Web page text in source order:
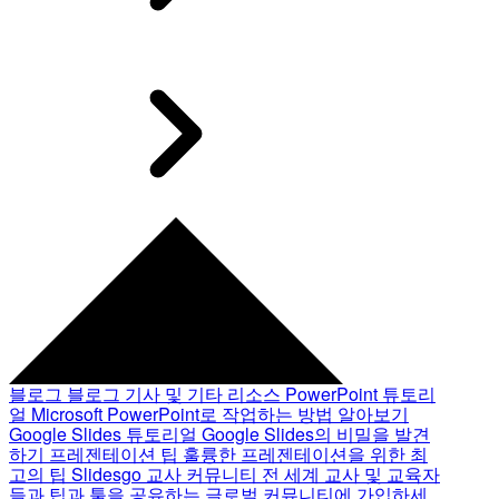
블로그 블로그 기사 및 기타 리소스 PowerPoint 튜토리
얼 Microsoft PowerPoint로 작업하는 방법 알아보기
Google Slides 튜토리얼 Google Slides의 비밀을 발견
하기 프레젠테이션 팁 훌륭한 프레젠테이션을 위한 최
고의 팁 Slidesgo 교사 커뮤니티 전 세계 교사 및 교육자